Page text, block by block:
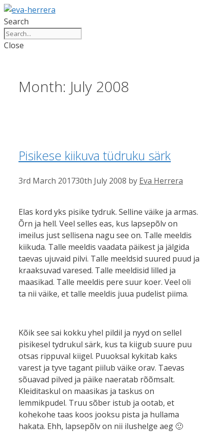
Skip
to
content
Search
Close
Month: July 2008
Pisikese kiikuva tüdruku särk
3rd March 201730th July 2008 by Eva Herrera
Elas kord yks pisike tydruk. Selline väike ja armas.
Õrn ja hell. Veel selles eas, kus lapsepõlv on
imeilus just sellisena nagu see on. Talle meeldis
kiikuda. Talle meeldis vaadata päikest ja jälgida
taevas ujuvaid pilvi. Talle meeldsid suured puud ja
kraaksuvad varesed. Talle meeldisid lilled ja
maasikad. Talle meeldis pere suur koer. Veel oli
ta nii väike, et talle meeldis juua pudelist piima.
Kõik see sai kokku yhel pildil ja nyyd on sellel
pisikesel tydrukul särk, kus ta kiigub suure puu
otsas rippuval kiigel. Puuoksal kykitab kaks
varest ja tyve tagant piilub väike orav. Taevas
sõuavad pilved ja päike naeratab rõõmsalt.
Kleiditaskul on maasikas ja taskus on
lemmikpudel. Truu sõber istub ja ootab, et
kohekohe taas koos jooksu pista ja hullama
hakata. Ehh, lapsepõlv on nii ilushelge aeg 🙂